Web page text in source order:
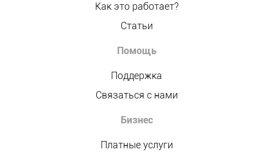
Как это работает?
Статьи
Помощь
Поддержка
Связаться с нами
Бизнес
Платные услуги